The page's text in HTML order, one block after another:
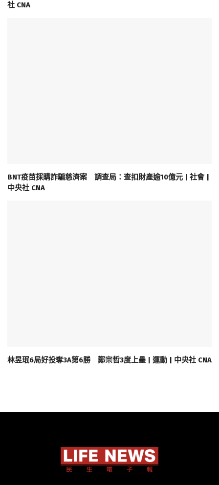
社 CNA
BNT疫苗採購詐騙慈濟案 調查局：查扣財產逾10億元 | 社會 |
中央社 CNA
林昱珉6局好投奪3A第6勝 鄭宗哲3度上壘 | 運動 | 中央社 CNA